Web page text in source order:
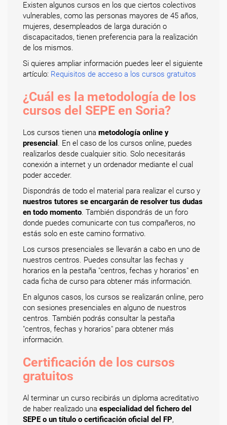
Existen algunos cursos en los que ciertos colectivos
vulnerables, como las personas mayores de 45 años,
mujeres, desempleados de larga duración o
discapacitados, tienen preferencia para la realización
de los mismos.
Si quieres ampliar información puedes leer el siguiente
artículo: Requisitos de acceso a los cursos gratuitos
¿Cuál es la metodología de los
cursos del SEPE en Soria?
Los cursos tienen una metodología online y
presencial . En el caso de los cursos online, puedes
realizarlos desde cualquier sitio. Solo necesitarás
conexión a internet y un ordenador mediante el cual
poder acceder.
Dispondrás de todo el material para realizar el curso y
nuestros tutores se encargarán de resolver tus dudas
en todo momento. También dispondrás de un foro
donde puedes comunicarte con tus compañeros, no
estás solo en este camino formativo.
Los cursos presenciales se llevarán a cabo en uno de
nuestros centros. Puedes consultar las fechas y
horarios en la pestaña "centros, fechas y horarios" en
cada ficha de curso para obtener más información.
En algunos casos, los cursos se realizarán online, pero
con sesiones presenciales en alguno de nuestros
centros. También podrás consultar la pestaña
"centros, fechas y horarios" para obtener más
información.
Certificación de los cursos
gratuitos
Al terminar un curso recibirás un diploma acreditativo
de haber realizado una especialidad del fichero del
SEPE o un título o certificación oficial del FP,